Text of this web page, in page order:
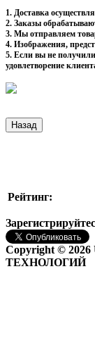
1. Доставка
2. Заказы
3. Мы отправляем
4. Изображения,
5. Если вы не
удовлетворение
Рейтинг:
Copyright ©
ТЕХНОЛОГИЙ